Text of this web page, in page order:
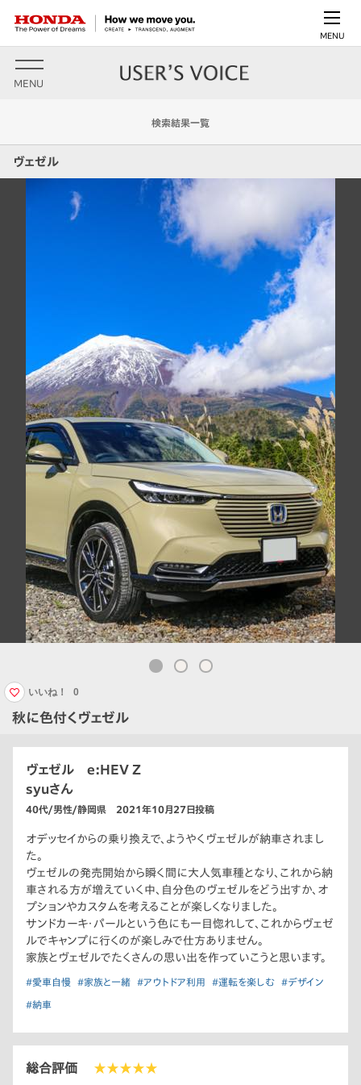
MENU
MENU
検索結果一覧
ヴェゼル
秋に色付くヴェゼル
いいね！ 0
ヴェゼル e:HEV Z
syuさん
40代/男性/静岡県 2021年10月27日投稿
オデッセイからの乗り換えで、ようやくヴェゼルが納車されまし
た。
ヴェゼルの発売開始から瞬く間に大人気車種となり、これから納
車される方が増えていく中、自分色のヴェゼルをどう出すか、オ
プションやカスタムを考えることが楽しくなりました。
サンドカーキ・パールという色にも一目惚れして、これからヴェゼ
ルでキャンプに行くのが楽しみで仕方ありません。
家族とヴェゼルでたくさんの思い出を作っていこうと思います。
#愛車自慢 #家族と一緒 #アウトドア利用 #運転を楽しむ #デザイン
#納車
総合評価 ★★★★★